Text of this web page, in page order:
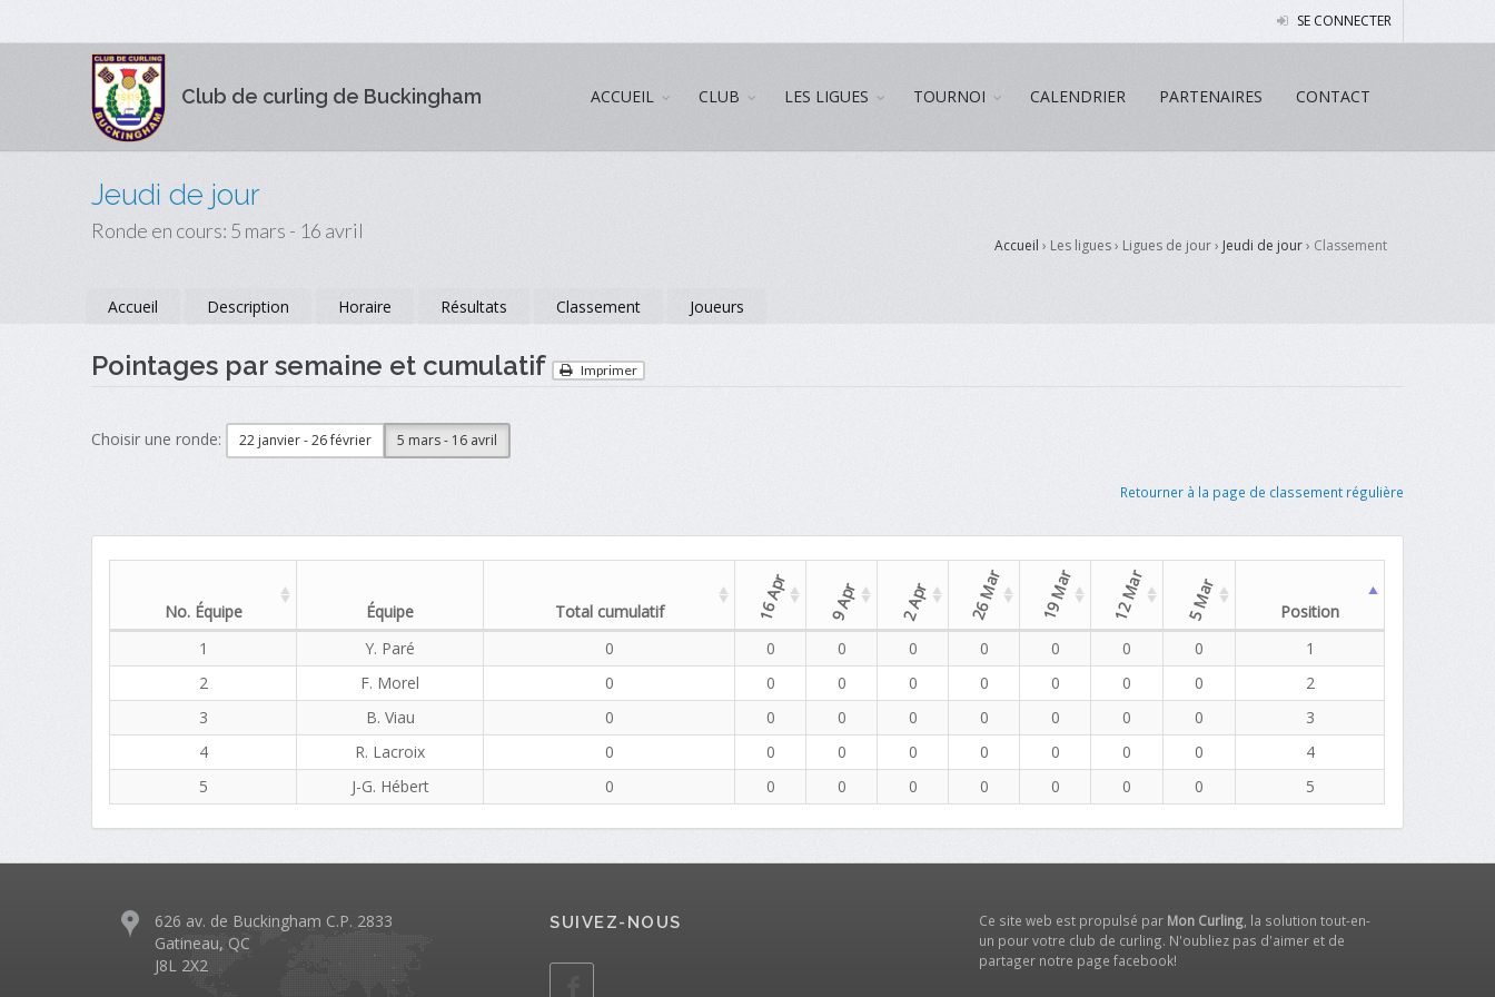
SE CONNECTER
Club de curling de Buckingham ACCUEIL CLUB LES LIGUES TOURNOI CALENDRIER PARTENAIRES CONTACT
Jeudi de jour
Ronde en cours: 5 mars - 16 avril
Accueil › Les ligues › Ligues de jour › Jeudi de jour› Classement
Accueil Description Horaire Résultats Classement Joueurs
Pointages par semaine et cumulatif Imprimer
Choisir une ronde: 22 janvier - 26 février 5 mars - 16 avril
Retourner à la page de classement régulière
No. Équipe Équipe Total cumulatif 16 Apr 9 Apr 2 Apr 26 Mar 19 Mar 12 Mar 5 Mar
Position
1
Y. Paré 0 0 0 0 0 0 0 0
1
2
F. Morel 0 0 0 0 0 0 0 0
2
3
B. Viau 0 0 0 0 0 0 0 0
3
4
R. Lacroix 0 0 0 0 0 0 0 0
4
5
J-G. Hébert 0 0 0 0 0 0 0 0 5
626 av. de Buckingham C.P. 2833
Gatineau, QC
J8L 2X2
SUIVEZ-NOUS Ce site web est propulsé par Mon Curling, la solution tout-en-
un pour votre club de curling. N'oubliez pas d'aimer et de
partager notre page facebook!